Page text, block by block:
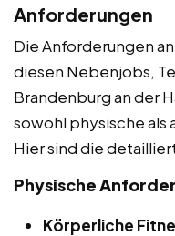
Anforderungen
Die Anforderungen
diesen Nebenjobs,
Brandenburg an der
sowohl physische als
Hier sind die
Physische
Körperliche